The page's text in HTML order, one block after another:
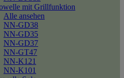
mit Grillfunktion
Alle ansehen
NN-GD38
NN-GD35
NN-GD37
NN-GT47
NN-K121
NN-K101